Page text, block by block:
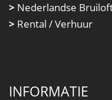
> Nederlandse
> Rental / Verhuur
INFORMATIE